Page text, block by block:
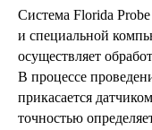
Система Florida Probe
и специальной
осуществляет
В процессе
прикасается
точностью